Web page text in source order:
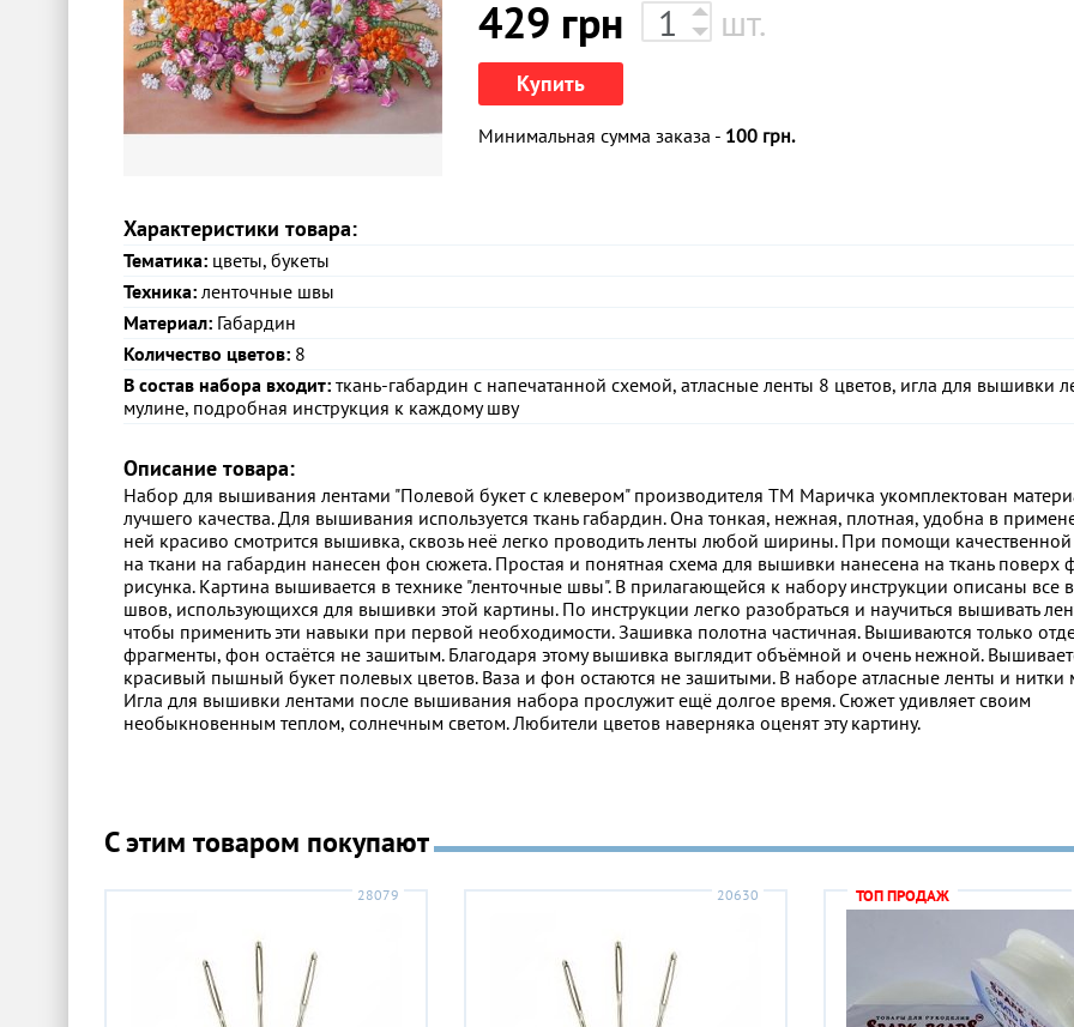
429 грн шт.
Купить
Минимальная сумма заказа - 100 грн.
Характеристики товара:
Тематика: цветы, букеты
Техника: ленточные швы
Материал: Габардин
Количество цветов: 8
В состав набора входит: ткань-габардин с напечатанной схемой, атласные ленты 8 цветов, игла для вышивки
мулине, подробная инструкция к каждому шву
Описание товара:
Набор для вышивания лентами "Полевой букет с клевером" производителя ТМ Маричка укомплектован
лучшего качества. Для вышивания используется ткань габардин. Она тонкая, нежная, плотная, удобна в
ней красиво смотрится вышивка, сквозь неё легко проводить ленты любой ширины. При помощи качественной
на ткани на габардин нанесен фон сюжета. Простая и понятная схема для вышивки нанесена на ткань поверх
рисунка. Картина вышивается в технике "ленточные швы". В прилагающейся к набору инструкции описаны все
швов, использующихся для вышивки этой картины. По инструкции легко разобраться и научиться вышивать
чтобы применить эти навыки при первой необходимости. Зашивка полотна частичная. Вышиваются только
фрагменты, фон остаётся не зашитым. Благодаря этому вышивка выглядит объёмной и очень нежной.
красивый пышный букет полевых цветов. Ваза и фон остаются не зашитыми. В наборе атласные ленты и нитки
Игла для вышивки лентами после вышивания набора прослужит ещё долгое время. Сюжет удивляет своим
необыкновенным теплом, солнечным светом. Любители цветов наверняка оценят эту картину.
С этим товаром покупают
28079 20630 ТОП ПРОДАЖ